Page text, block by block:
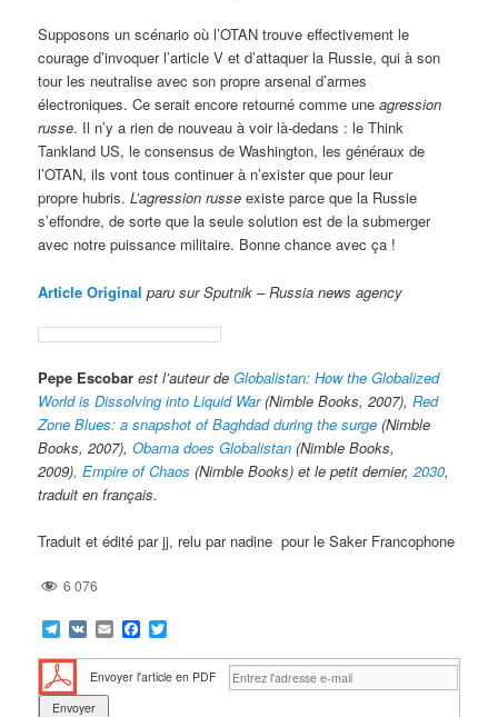
Supposons un scénario où l’OTAN trouve effectivement le
courage d’invoquer l’article V et d’attaquer la Russie, qui à son
tour les neutralise avec son propre arsenal d’armes
électroniques. Ce serait encore retourné comme uneagression
russe. Il n’y a rien de nouveau à voir là-dedans : le Think
Tankland US, le consensus de Washington, les généraux de
l’OTAN, ils vont tous continuer à n’exister que pour leur
propre hubris.L’agression russe existe parce que la Russie
s’effondre, de sorte que la seule solution est de la submerger
avec notre puissance militaire. Bonne chance avec ça !
Article Original paru sur Sputnik – Russia news agency
Pepe Escobar est l’auteur deGlobalistan: How the Globalized
World is Dissolving into Liquid War(Nimble Books, 2007),Red
Zone Blues: a snapshot of Baghdad during the surge (Nimble
Books, 2007),Obama does Globalistan (Nimble Books,
2009), Empire of Chaos (Nimble Books) et le petit dernier,2030,
traduit en français.
Traduit et édité par jj, relu par nadine pour le Saker Francophone
6 076
Telegram
VK EmailFacebook
Envoyer l'article en PDF